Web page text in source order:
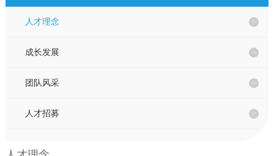
新闻动态
联系我们
EN
人才理念
成长发展
团队风采
人才招募